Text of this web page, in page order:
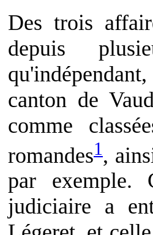
Des trois
depuis
canton de
comme
romandes1 ,
par exemple.
judiciaire a